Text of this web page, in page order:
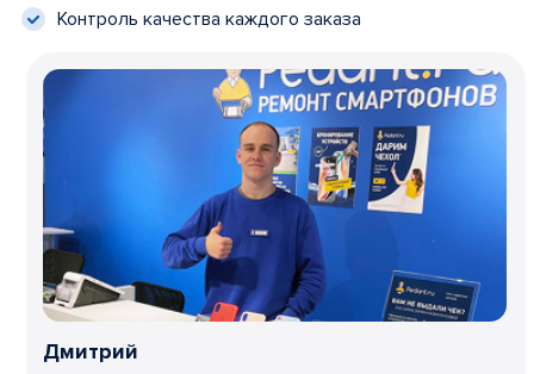
Контроль качества каждого заказа
Дмитрий